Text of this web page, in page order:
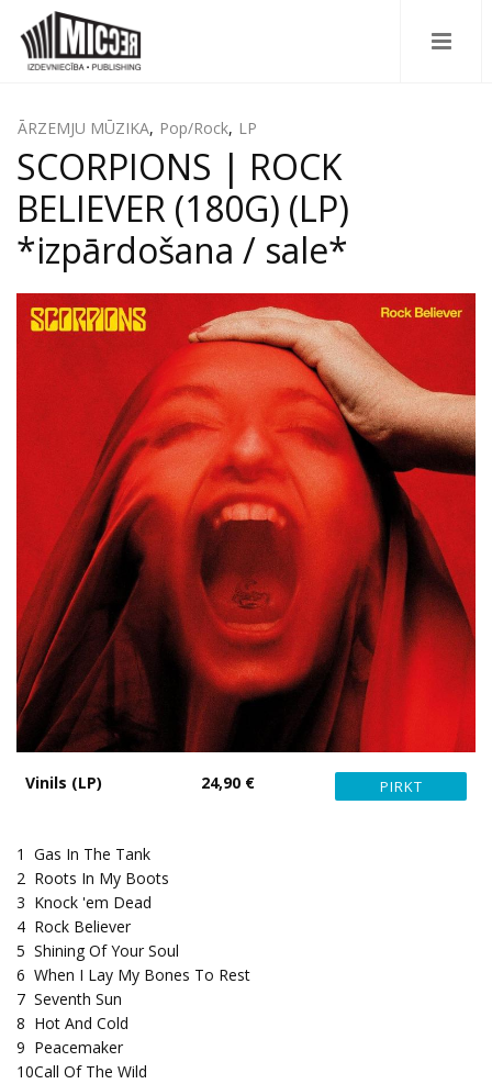
ĀRZEMJU MŪZIKA, Pop/Rock, LP
SCORPIONS | ROCK
BELIEVER (180G) (LP)
*izpārdošana / sale*
Vinils (LP) 24,90 €
1 Gas In The Tank
2 Roots In My Boots
3 Knock 'em Dead
4 Rock Believer
5 Shining Of Your Soul
6 When I Lay My Bones To Rest
7 Seventh Sun
8 Hot And Cold
9 Peacemaker
10Call Of The Wild